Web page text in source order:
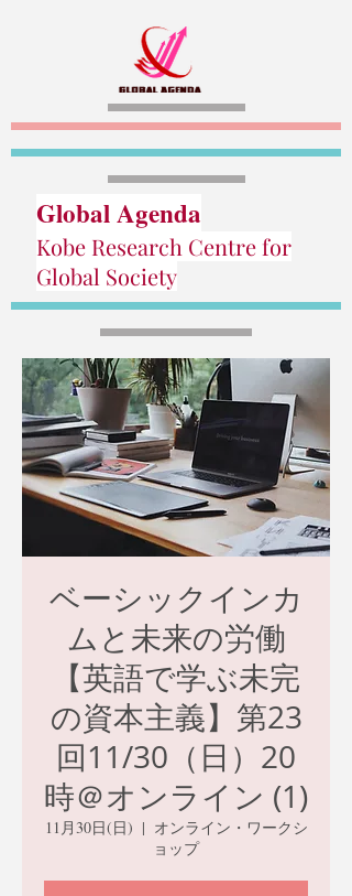
Global Agenda
Kobe Research Centre for
Global Society
ベーシックインカ
ムと未来の労働
【英語で学ぶ未完
の資本主義】第23
回11/30（日）20
時＠オンライン (1)
11月30日(日)
  |
オンライン・ワークシ
ョップ